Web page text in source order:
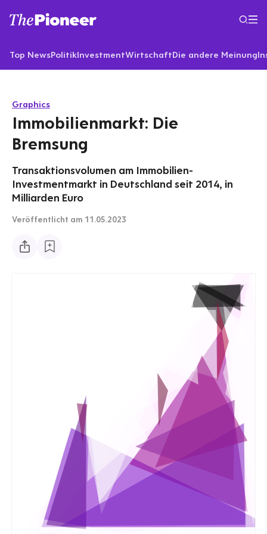
Top NewsPolitikInvestmentWirtschaftDie andere Meinung
Graphics
Immobilienmarkt: Die
Bremsung
Transaktionsvolumen am Immobilien-
Investmentmarkt in Deutschland seit 2014, in
Milliarden Euro
Veröffentlicht am 11.05.2023